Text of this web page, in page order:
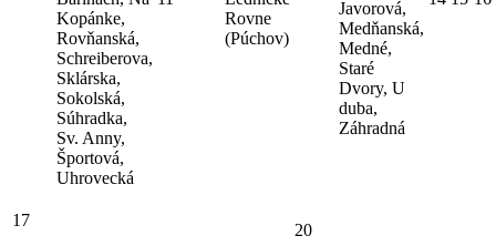
Kopánke,
Rovňanská,
Schreiberova,
Sklárska,
Sokolská,
Súhradka,
Sv. Anny,
Športová,
Uhrovecká
Rovne
(Púchov)
Javorová,
Medňanská,
Medné,
Staré
Dvory, U
duba,
Záhradná
17
20